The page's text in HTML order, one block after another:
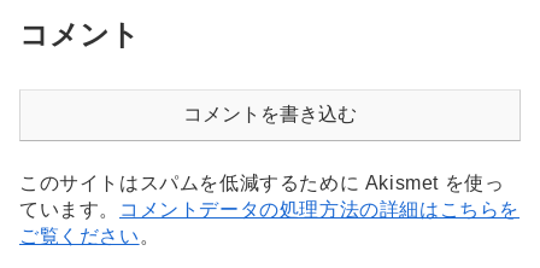
コメント
コメントを書き込む
このサイトはスパムを低減するために Akismet を使っ
ています。
コメントデータの処理方法の詳細はこちらを
ご覧ください 。